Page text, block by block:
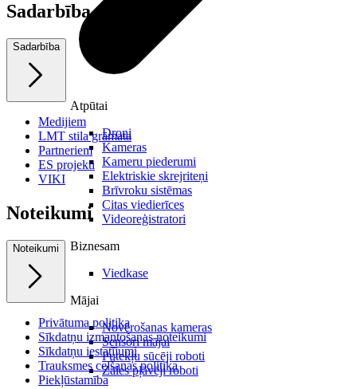
Atpūtai
Droni
Kameras
Kameru piederumi
Elektriskie skrejriteņi
Brīvroku sistēmas
Citas viedierīces
Videoreģistratori
Biznesam
Viedkase
Mājai
Novērošanas kameras
Sensori mājai
Putekļu sūcēji roboti
Zāles pļāvēji roboti
Sadarbība
Sadarbība
Medijiem
LMT stila grāmata
Partneriem
ES projekti
VIKI
Noteikumi
Noteikumi
Privātuma politika
Sīkdatņu izmantošanas noteikumi
Sīkdatņu iestatījumi
Trauksmes celšanas politika
Piekļūstamība